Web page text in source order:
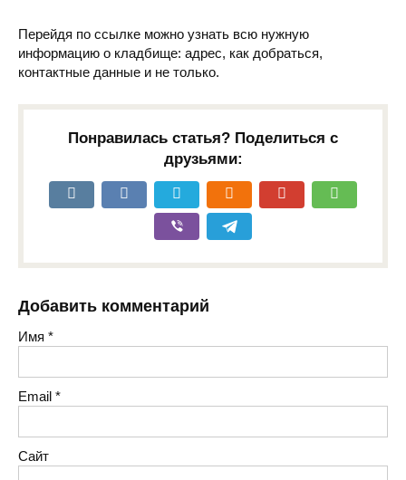
Перейдя по ссылке можно узнать всю нужную
информацию о кладбище: адрес, как добраться,
контактные данные и не только.
Понравилась статья? Поделиться с
друзьями:
Добавить комментарий
Имя *
Email *
Сайт